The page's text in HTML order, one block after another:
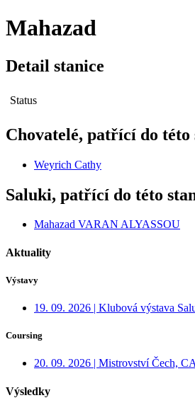
Mahazad
Detail stanice
Status
Chovatelé, patřící do této
Weyrich Cathy
Saluki, patřící do této
Mahazad VARAN ALYASSOU
Aktuality
Výstavy
19. 09. 2026 | Klubová výstava
Coursing
20. 09. 2026 | Mistrovství Čech,
Výsledky